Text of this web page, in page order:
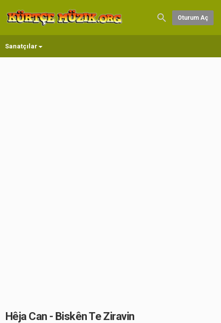
Oturum Aç
Sanatçılar
Hêja Can - Biskên Te Ziravin